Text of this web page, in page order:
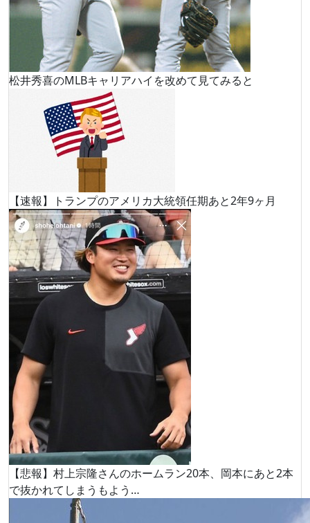
松井秀喜のMLBキャリアハイを改めて見てみると
【速報】トランプのアメリカ大統領任期あと2年9ヶ月
【悲報】村上宗隆さんのホームラン20本、岡本にあと2本
で抜かれてしまうもよう…